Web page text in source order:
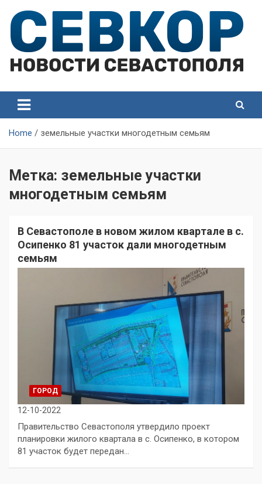
content
Севастополя
Севастополя
Home земельные участки многодетным семьям
Метка: земельные участки
многодетным семьям
В Севастополе в новом жилом квартале в с.
Осипенко 81 участок дали многодетным
семьям
ГОРОД
12-10-2022
Правительство Севастополя утвердило проект
планировки жилого квартала в с. Осипенко, в котором
81 участок будет передан…